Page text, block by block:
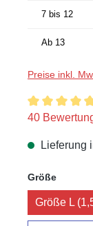
7 bis 12
Ab 13
Preise inkl.
40
Lieferung
Größe
Größe L